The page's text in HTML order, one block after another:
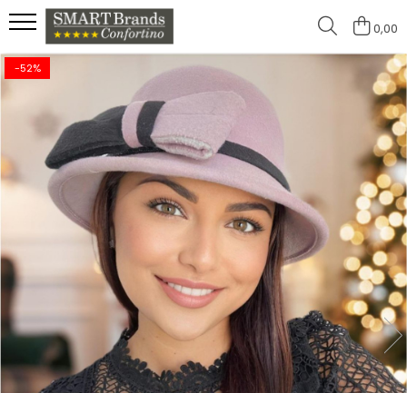
0,00
-52%